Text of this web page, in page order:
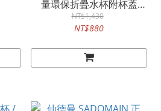
量環保折疊水杯附杯蓋
450ml
NT$1,430
NT$880